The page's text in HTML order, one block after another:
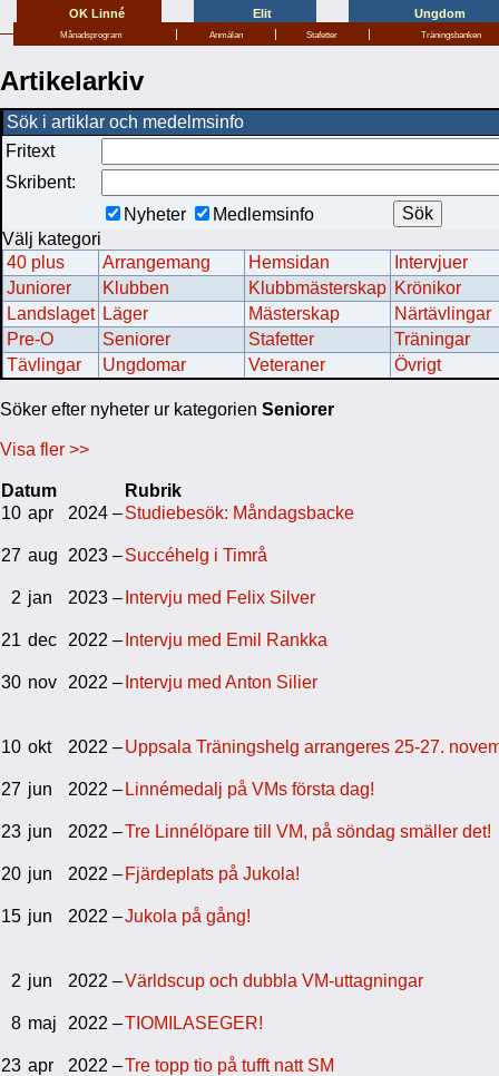
OK Linné Elit Ungdom
Månadsprogram | Anmälan | Stafetter | Träningsbanken
Artikelarkiv
Sök i artiklar och medelmsinfo
Fritext
Skribent:
Nyheter
Medlemsinfo
Välj kategori
40 plus
Arrangemang Hemsidan
Intervjuer
Juniorer
Klubben Klubbmästerskap Krönikor
Landslaget Läger Mästerskap
Närtävlingar
Pre-O
Seniorer Stafetter
Träningar
Tävlingar
Ungdomar Veteraner Övrigt
Söker efter nyheter ur kategorien Seniorer
Visa fler >>
Datum
Rubrik
10 apr 2024 –Studiebesök: Måndagsbacke
27 aug 2023 –Succéhelg i Timrå
2 jan 2023 – Intervju med Felix Silver
21 dec 2022 – Intervju med Emil Rankka
30 nov 2022 – Intervju med Anton Silier
10 okt 2022 –Uppsala Träningshelg arrangeres 25-27.
27 jun 2022 – Linnémedalj på VMs första dag!
23 jun 2022 –Tre Linnélöpare till VM, på söndag smäller det!
20 jun 2022 – Fjärdeplats på Jukola!
15 jun 2022 –Jukola på gång!
2 jun 2022 –Världscup och dubbla VM-uttagningar
8 maj 2022 –TIOMILASEGER!
23 apr 2022 –Tre topp tio på tufft natt SM